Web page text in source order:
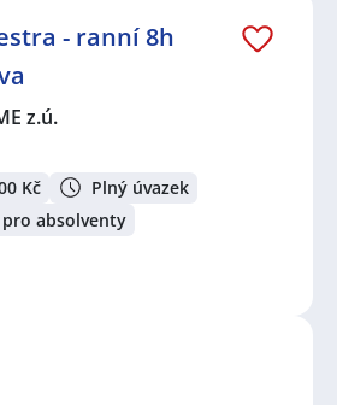
- ranní 8h
z.ú.
Kč
Plný úvazek
absolventy